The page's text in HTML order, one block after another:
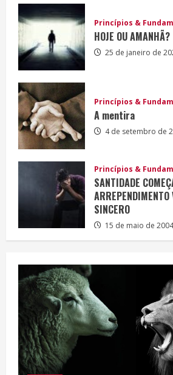
Princípios &
HOJE OU AMANHÃ?
25 de janeiro de
Princípios &
A mentira
4 de setembro de
Princípios &
SANTIDADE
ARREPENDIMENTO
SINCERO
15 de maio de 2004